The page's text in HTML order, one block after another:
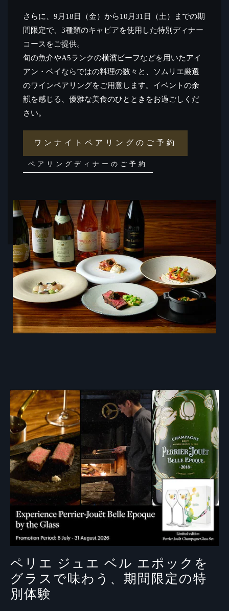
さらに、9月18日（金）から10月31日（土）までの期
間限定で、3種類のキャビアを使用した特別ディナー
コースをご提供。
旬の魚介やA5ランクの横濱ビーフなどを用いたアイ
アン・ベイならではの料理の数々と、ソムリエ厳選
のワインペアリングをご用意します。イベントの余
韻を感じる、優雅な美食のひとときをお過ごしくだ
さい。
ワンナイトペアリングのご予約
ワ
ン
ナ
イ
ア
リ
グ
with
Familia
Torres
(ト
ー
レ
ス
ワ
イ
ン)
ペアリングディナーのご予約
ワ
ン
ペ
ア
リ
ン
グ
with
Familia
Torres
(ト
ー
レ
ス
ワ
イ
ン)
ペリエ ジュエ ベル エポックを
グラスで味わう、期間限定の特
別体験